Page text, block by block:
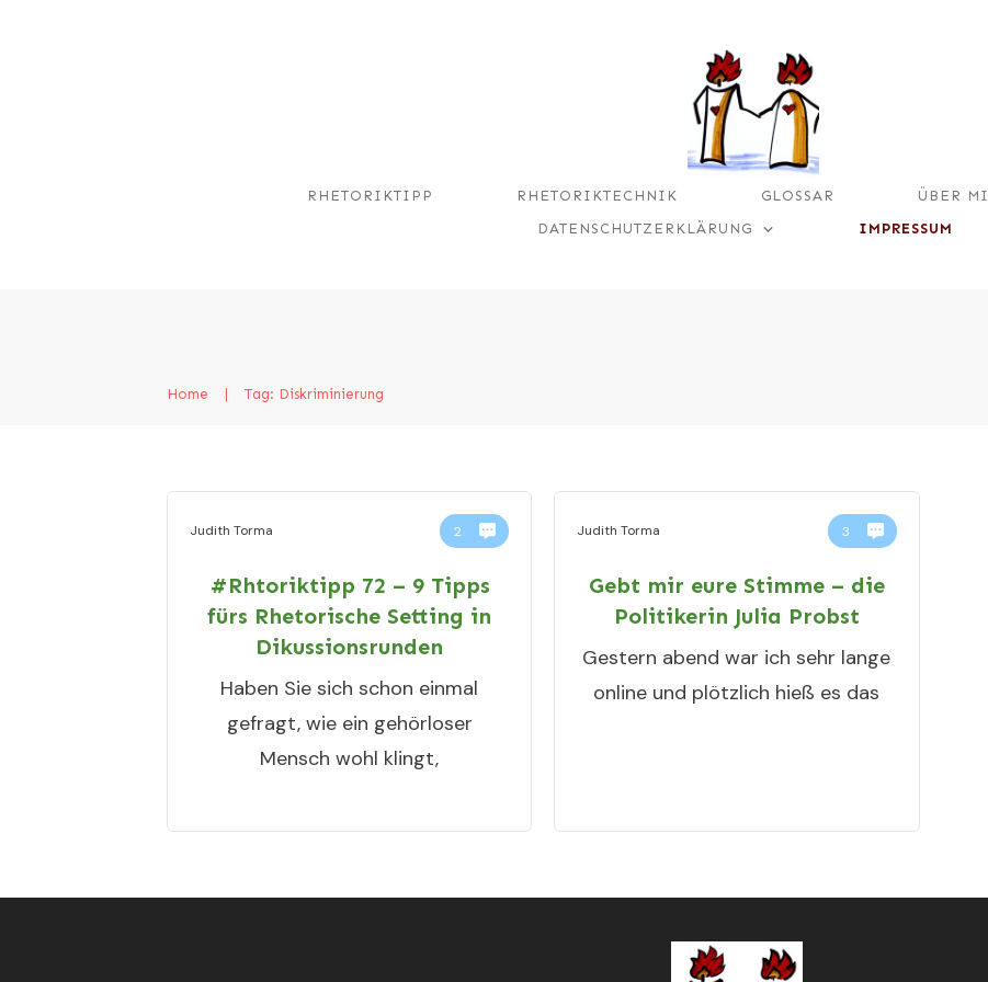
RHETORIKTIPP RHETORIKTECHNIK GLOSSAR ÜBER
DATENSCHUTZERKLÄRUNG
IMPRESSUM
Home Tag: Diskriminierung
Judith Torma 2
#Rhtoriktipp 72 – 9 Tipps
fürs Rhetorische Setting in
Dikussionsrunden
Haben Sie sich schon einmal
gefragt, wie ein gehörloser
Mensch wohl klingt,
Judith Torma 3
Gebt mir eure Stimme – die
Politikerin Julia Probst
Gestern abend war ich sehr lange
online und plötzlich hieß es das